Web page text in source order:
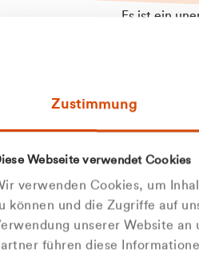
Zustimmung
Webseite verwendet Cookies
verwenden Cookies, um
können und die Zugriffe auf
unserer Website an
führen diese
Es ist ein
Zum
Oder